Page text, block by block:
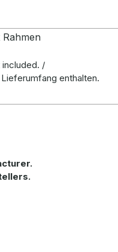
Rahmen
/
enthalten.
.